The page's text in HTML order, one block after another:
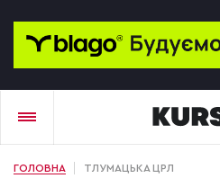
ГОЛОВНА ТЛУМАЦЬКА ЦРЛ